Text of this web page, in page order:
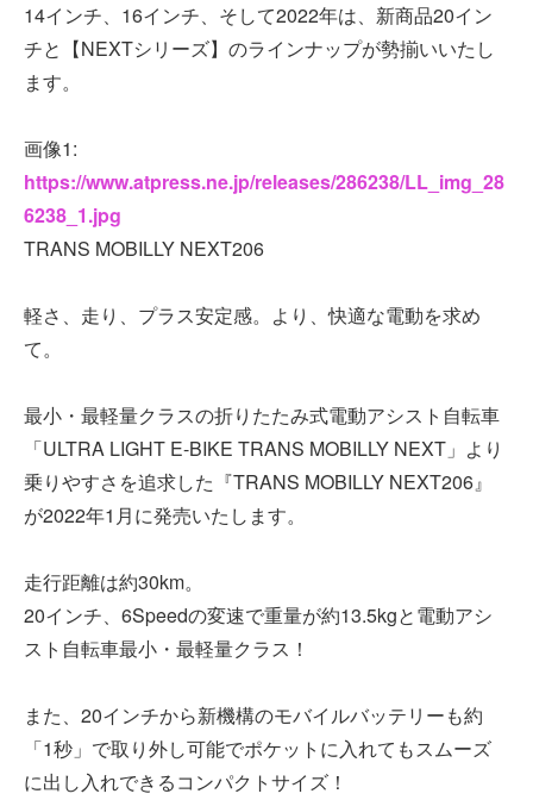
14インチ、16インチ、そして2022年は、新商品20イン
チと【NEXTシリーズ】のラインナップが勢揃いいたし
ます。
画像1:
https://www.atpress.ne.jp/releases/286238/LL_img_28
6238_1.jpg
TRANS MOBILLY NEXT206
軽さ、走り、プラス安定感。より、快適な電動を求め
て。
最小・最軽量クラスの折りたたみ式電動アシスト自転車
「ULTRA LIGHT E-BIKE TRANS MOBILLY NEXT」より
乗りやすさを追求した『TRANS MOBILLY NEXT206』
が2022年1月に発売いたします。
走行距離は約30km。
20インチ、6Speedの変速で重量が約13.5kgと電動アシ
スト自転車最小・最軽量クラス！
また、20インチから新機構のモバイルバッテリーも約
「1秒」で取り外し可能でポケットに入れてもスムーズ
に出し入れできるコンパクトサイズ！